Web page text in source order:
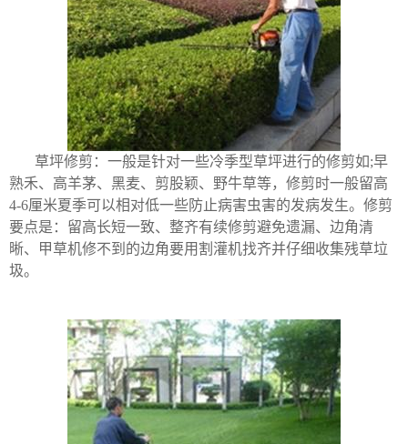
草坪修剪：一般是针对一些冷季型草坪进行的修剪如;早
熟禾、高羊茅、黑麦、剪股颖、野牛草等，修剪时一般留高
4-6厘米夏季可以相对低一些防止病害虫害的发病发生。修剪
要点是：留高长短一致、整齐有续修剪避免遗漏、边角清
晰、甲草机修不到的边角要用割灌机找齐并仔细收集残草垃
圾。